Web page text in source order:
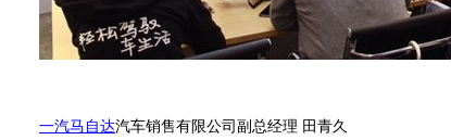
一汽马自达汽车销售有限公司副总经理 田青久